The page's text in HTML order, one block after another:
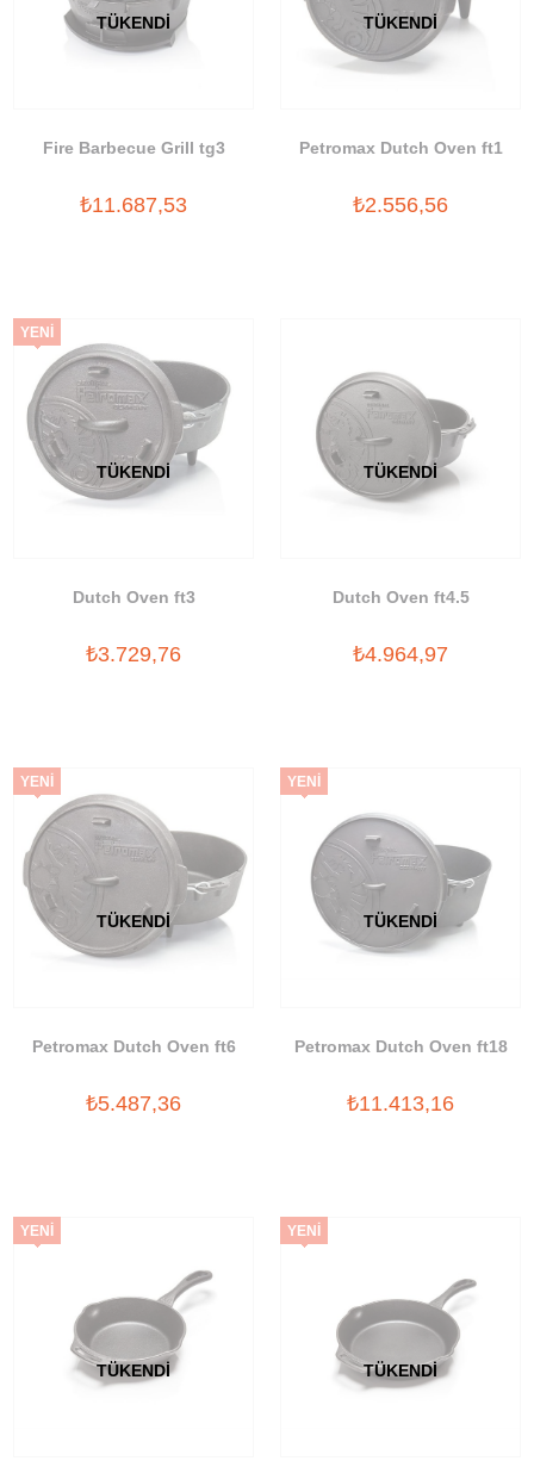
TÜKENDI
Fire Barbecue Grill tg3
₺11.687,53
TÜKENDI
Petromax Dutch Oven ft1
₺2.556,56
TÜKENDI
Dutch Oven ft3
₺3.729,76
YENI
ÜRÜN
TÜKENDI
Dutch Oven ft4.5
₺4.964,97
TÜKENDI
Petromax Dutch Oven ft6
₺5.487,36
YENI
ÜRÜN
TÜKENDI
Petromax Dutch Oven ft18
₺11.413,16
YENI
TÜKENDI
YENI
TÜKENDI
YENI